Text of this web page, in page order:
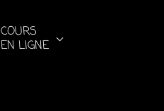
COURS
EN LIGNE